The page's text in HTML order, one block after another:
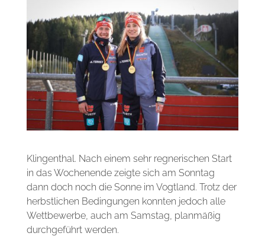
Klingenthal. Nach einem sehr regnerischen Start
in das Wochenende zeigte sich am Sonntag
dann doch noch die Sonne im Vogtland. Trotz der
herbstlichen Bedingungen konnten jedoch alle
Wettbewerbe, auch am Samstag, planmäßig
durchgeführt werden.